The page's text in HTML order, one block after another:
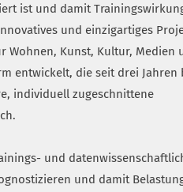
ist und damit
und einzigartiges
Wohnen, Kunst, Kultur, Medien
entwickelt, die seit drei Jahren
individuell zugeschnittene
und
und damit